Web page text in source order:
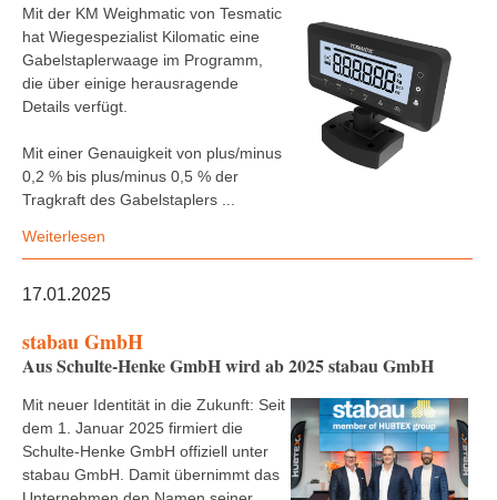
Mit der KM Weighmatic von Tesmatic
hat Wiegespezialist Kilomatic eine
Gabelstaplerwaage im Programm,
die über einige herausragende
Details verfügt.
Mit einer Genauigkeit von plus/minus
0,2 % bis plus/minus 0,5 % der
Tragkraft des Gabelstaplers ...
Weiterlesen
17.01.2025
stabau GmbH
Aus Schulte-Henke GmbH wird ab 2025 stabau GmbH
Mit neuer Identität in die Zukunft: Seit
dem 1. Januar 2025 firmiert die
Schulte-Henke GmbH offiziell unter
stabau GmbH. Damit übernimmt das